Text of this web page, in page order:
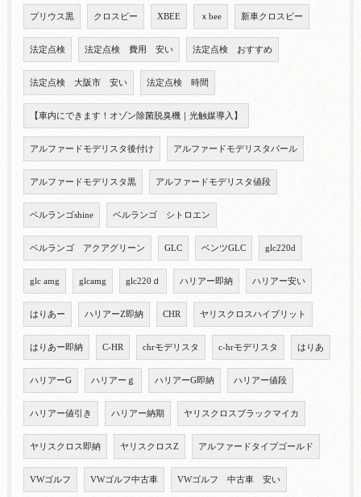
プリウス黒 クロスビー XBEE ｘbee 新車クロスビー
法定点検 法定点検 費用 安い 法定点検 おすすめ
法定点検 大阪市 安い 法定点検 時間
【車内にできます！オゾン除菌脱臭機｜光触媒導入】
アルファードモデリスタ後付け アルファードモデリスタパール
アルファードモデリスタ黒 アルファードモデリスタ値段
ベルランゴshine ベルランゴ シトロエン
ベルランゴ アクアグリーン GLC ベンツGLC glc220d
glc amg glcamg glc220ｄ ハリアー即納 ハリアー安い
はりあー ハリアーZ即納 CHR ヤリスクロスハイブリット
はりあー即納 C-HR chrモデリスタ c-hrモデリスタ はりあ
ハリアーG ハリアーｇ ハリアーG即納 ハリアー値段
ハリアー値引き ハリアー納期 ヤリスクロスブラックマイカ
ヤリスクロス即納 ヤリスクロスZ アルファードタイプゴールド
VWゴルフ VWゴルフ中古車 VWゴルフ 中古車 安い